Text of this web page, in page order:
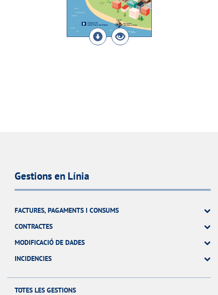
Gestions en Línia
FACTURES, PAGAMENTS I CONSUMS
CONTRACTES
MODIFICACIÓ DE DADES
INCIDENCIES
TOTES LES GESTIONS